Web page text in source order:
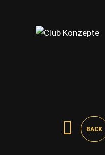
BACK